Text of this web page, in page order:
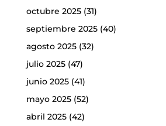
octubre 2025(31)
septiembre 2025(40)
agosto 2025(32)
julio 2025(47)
junio 2025(41)
mayo 2025(52)
abril 2025(42)